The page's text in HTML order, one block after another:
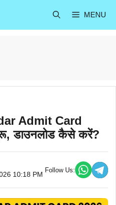
MENU
Admit Card
डाउनलोड कैसे करें?
10:18 PM
Follow Us: